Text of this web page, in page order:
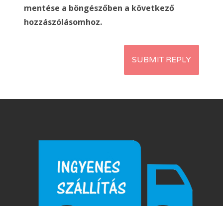
mentése a böngészőben a következő
hozzászólásomhoz.